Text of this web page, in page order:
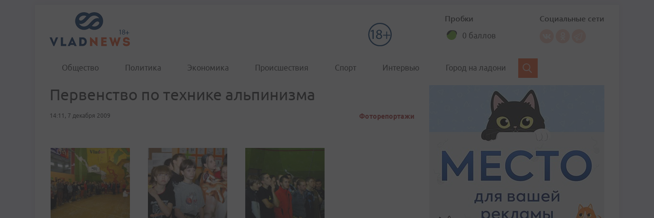
Пробки
0 баллов
Социальные сети
Общество Политика Экономика Происшествия Спорт Интервью Город на ладони
Первенство по технике альпинизма
14:11, 7 декабря 2009 Фоторепортажи